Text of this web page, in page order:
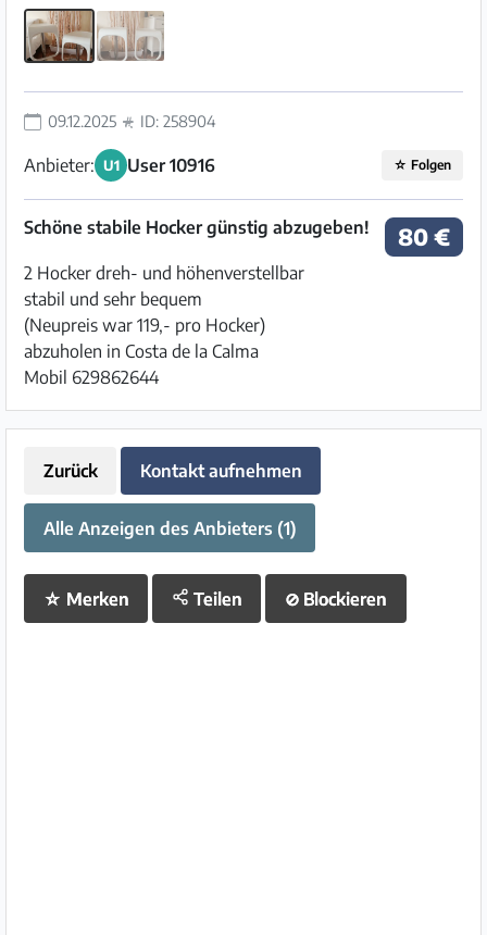
09.12.2025 ID: 258904
Anbieter: U1 User 10916 ☆ Folgen
80 €
Schöne stabile Hocker günstig abzugeben!
2 Hocker dreh- und höhenverstellbar
stabil und sehr bequem
(Neupreis war 119,- pro Hocker)
abzuholen in Costa de la Calma
Mobil 629862644
Zurück Kontakt aufnehmen
Alle Anzeigen des Anbieters (1)
☆ Merken Teilen ⊘ Blockieren